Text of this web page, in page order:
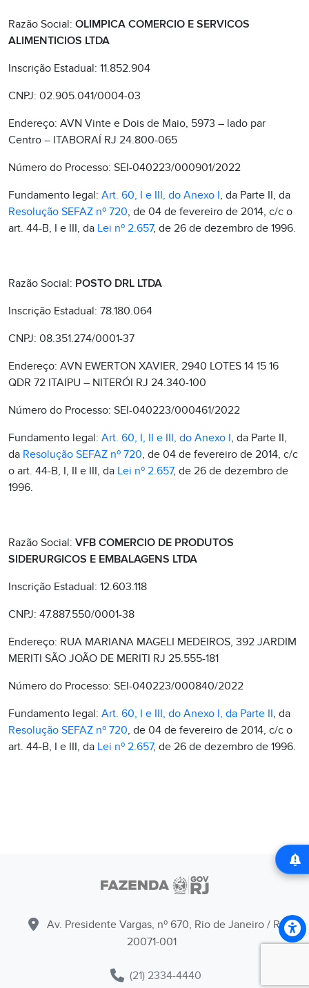
Razão Social: OLIMPICA COMERCIO E SERVICOS
ALIMENTICIOS LTDA
Inscrição Estadual: 11.852.904
CNPJ: 02.905.041/0004-03
Endereço: AVN Vinte e Dois de Maio, 5973 – lado par
Centro – ITABORAÍ RJ 24.800-065
Número do Processo: SEI-040223/000901/2022
Fundamento legal: Art. 60, I e III, do Anexo I, da Parte II, da
Resolução SEFAZ nº 720, de 04 de fevereiro de 2014, c/c o
art. 44-B, I e III, da Lei nº 2.657, de 26 de dezembro de 1996.
Razão Social: POSTO DRL LTDA
Inscrição Estadual: 78.180.064
CNPJ: 08.351.274/0001-37
Endereço: AVN EWERTON XAVIER, 2940 LOTES 14 15 16
QDR 72 ITAIPU – NITERÓI RJ 24.340-100
Número do Processo: SEI-040223/000461/2022
Fundamento legal: Art. 60, I, II e III, do Anexo I, da Parte II,
da Resolução SEFAZ nº 720, de 04 de fevereiro de 2014, c/c
o art. 44-B, I, II e III, da Lei nº 2.657, de 26 de dezembro de
1996.
Razão Social: VFB COMERCIO DE PRODUTOS
SIDERURGICOS E EMBALAGENS LTDA
Inscrição Estadual: 12.603.118
CNPJ: 47.887.550/0001-38
Endereço: RUA MARIANA MAGELI MEDEIROS, 392 JARDIM
MERITI SÃO JOÃO DE MERITI RJ 25.555-181
Número do Processo: SEI-040223/000840/2022
Fundamento legal: Art. 60, I e III, do Anexo I, da Parte II, da
Resolução SEFAZ nº 720, de 04 de fevereiro de 2014, c/c o
art. 44-B, I e III, da Lei nº 2.657, de 26 de dezembro de 1996.
Av. Presidente Vargas, nº 670, Rio de Janeiro / RJ -
20071-001
(21) 2334-4440